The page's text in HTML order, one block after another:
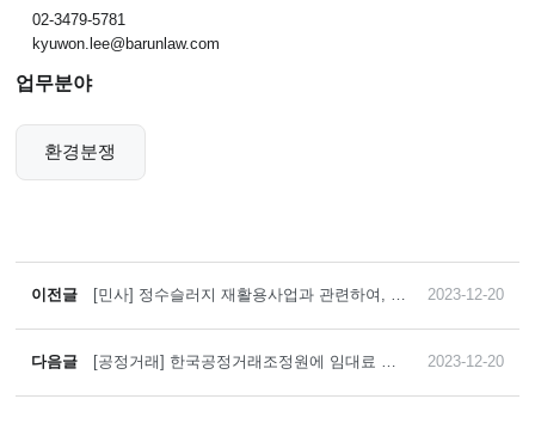
02-3479-5781
kyuwon.lee@barunlaw.com
업무분야
환경분쟁
이전글
[민사] 정수슬러지 재활용사업과 관련하여, 서
청구 소송에서 전부 승소한 사례
2023-12-20
다음글
[공정거래] 한국공정거래조정원에 임대료 조
의 조정 및 임대차 변경계약을 도출한 사례
2023-12-20